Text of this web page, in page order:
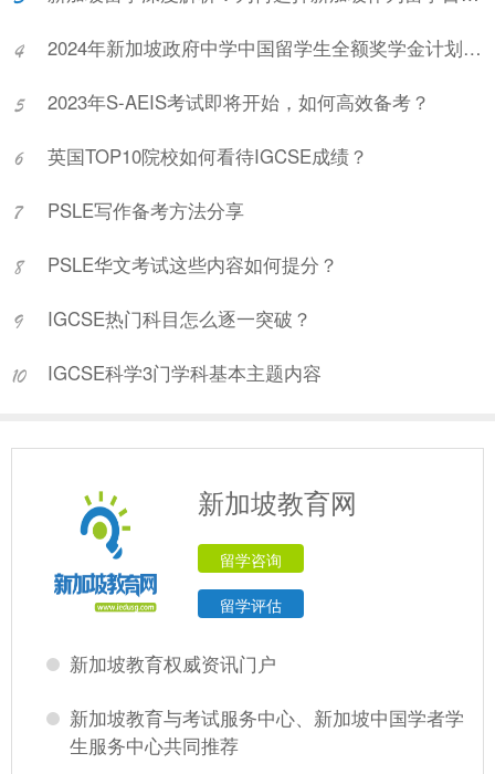
2024年新加坡政府中学中国留学生全额奖学金计划项目说明会
2023年S-AEIS考试即将开始，如何高效备考？
英国TOP10院校如何看待IGCSE成绩？
PSLE写作备考方法分享
PSLE华文考试这些内容如何提分？
IGCSE热门科目怎么逐一突破？
IGCSE科学3门学科基本主题内容
新加坡教育网
留学咨询
留学评估
新加坡教育权威资讯门户
新加坡教育与考试服务中心、新加坡中国学者学
生服务中心共同推荐